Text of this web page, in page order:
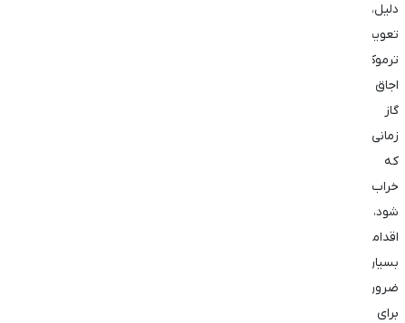
دلیل،
تعویض
ترموکوپل
اجاق
گاز
زمانی
که
خراب
شود،
اقدامی
بسیار
ضروری
برای